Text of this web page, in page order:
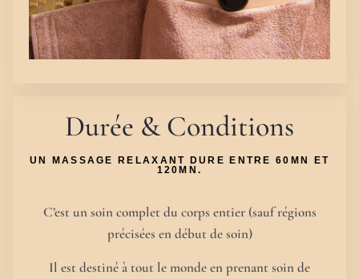
Durée & Conditions
UN MASSAGE RELAXANT DURE ENTRE 60MN ET
120MN.
C’est un soin complet du corps entier (sauf régions
précisées en début de soin)
Il est destiné à tout le monde en prenant soin de